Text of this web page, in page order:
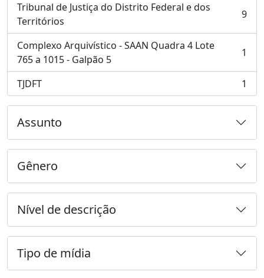
Tribunal de Justiça do Distrito Federal e dos
Territórios
, 9 resultados 9
Complexo Arquivístico - SAAN Quadra 4 Lote
765 a 1015 - Galpão 5
, 1 resultados 1
TJDFT
, 1 resultados 1
Assunto
Gênero
Nível de descrição
Tipo de mídia